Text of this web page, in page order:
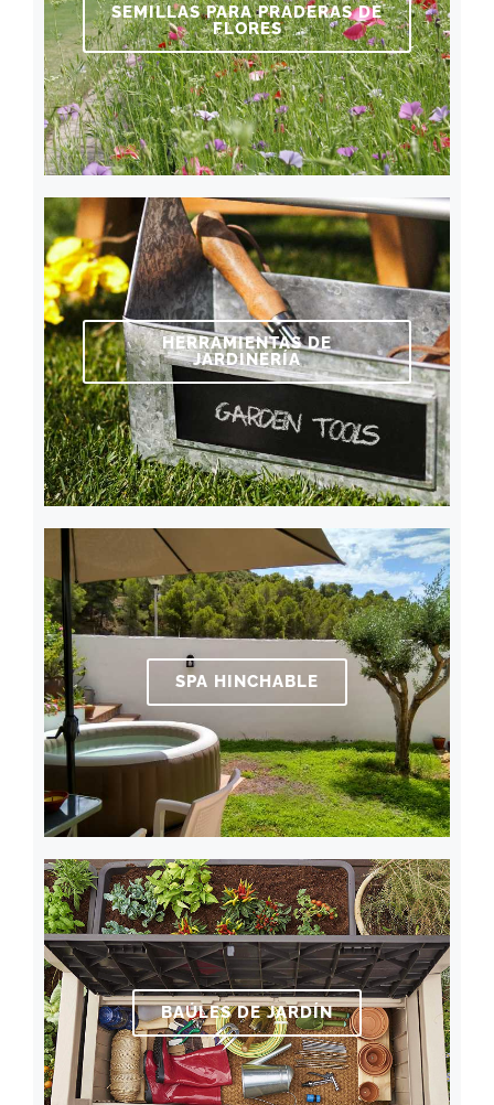
SEMILLAS PARA PRADERAS DE
FLORES
HERRAMIENTAS DE
JARDINERÍA
SPA HINCHABLE
BAÚLES DE JARDÍN